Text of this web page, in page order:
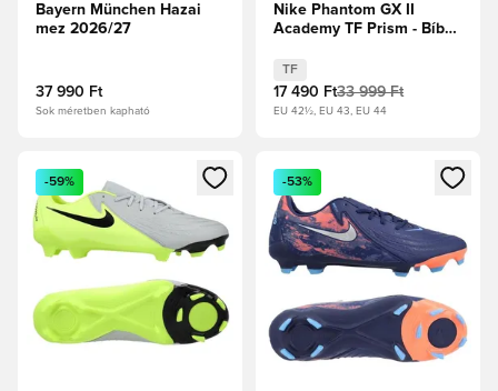
Bayern München Hazai
mez 2026/27
37 990 Ft
Sok méretben kapható
Nike Phantom GX II
Academy TF Prism - Bíbor
Blast
TF
17 490 Ft33 999 Ft
EU 42½, EU 43, EU 44
Megnyit egy modált a bejelentkezéshez vagy a tagként
-59%
Megnyit egy modált a
-53%